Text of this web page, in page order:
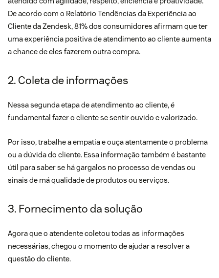
De acordo com o Relatório Tendências da Experiência ao
Clienteda Zendesk, 81% dos consumidores afirmam que ter
uma experiência positiva de atendimento ao cliente aumenta
a chance de eles fazerem outra compra.
2. Coleta de informações
Nessa segunda etapa de atendimento ao cliente, é
fundamental fazer o cliente se sentir ouvido e valorizado.
Por isso, trabalhe a empatia e ouça atentamente o problema
ou a dúvida do cliente. Essa informação também é bastante
útil para saber se há gargalos no processo de vendas ou
sinais de má qualidade de produtos ou serviços.
3. Fornecimento da solução
Agora que o atendente coletou todas as informações
necessárias, chegou o momento de ajudar a resolver a
questão do cliente.